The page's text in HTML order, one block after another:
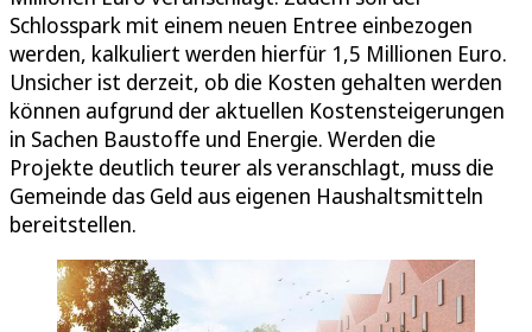
Schlosspark mit einem neuen Entree einbezogen
werden, kalkuliert werden hierfür 1,5 Millionen Euro.
Unsicher ist derzeit, ob die Kosten gehalten werden
können aufgrund der aktuellen Kostensteigerungen
in Sachen Baustoffe und Energie. Werden die
Projekte deutlich teurer als veranschlagt, muss die
Gemeinde das Geld aus eigenen Haushaltsmitteln
bereitstellen.